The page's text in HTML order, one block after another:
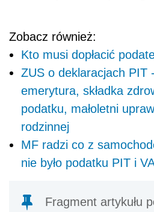
Zobacz również:
Kto musi dopłacić
ZUS o deklaracjach PIT
emerytura, składka
podatku, małoletni
rodzinnej
MF radzi co z
nie było podatku PIT i
Fragment artykułu